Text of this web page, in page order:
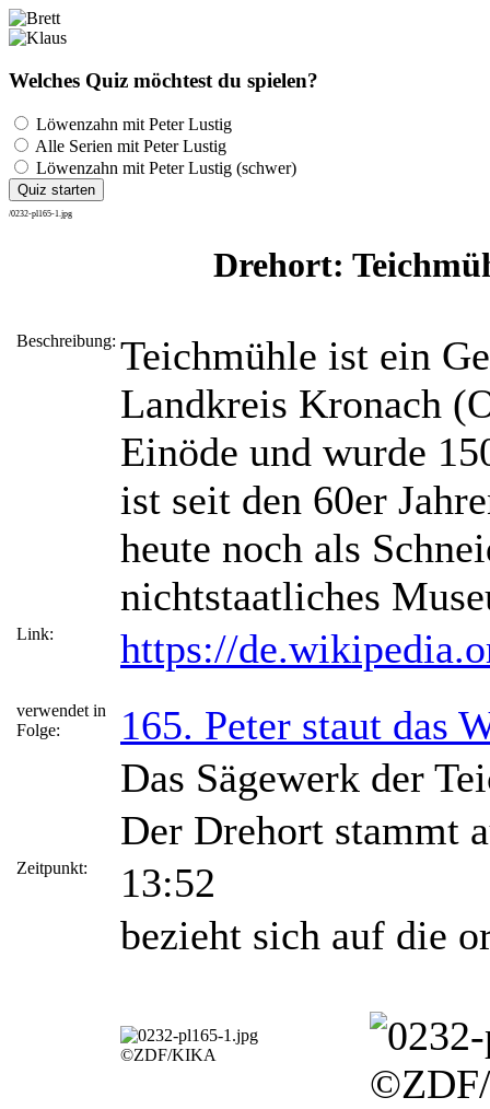
Welches Quiz möchtest du spielen?
Löwenzahn mit Peter Lustig
Alle Serien mit Peter Lustig
Löwenzahn mit Peter Lustig (schwer)
Quiz starten
/0232-pl165-1.jpg
Drehort:
Beschreibung: Teichmühle ist ein
Landkreis Kronach
Einöde und wurde
ist seit den 60er
heute noch als
nichtstaatliches
Link: https://
verwendet in
Folge:
165. Peter staut das
Das Sägewerk der
Der Drehort stammt
Zeitpunkt:
13:52
bezieht sich auf die
©ZDF/KIKA